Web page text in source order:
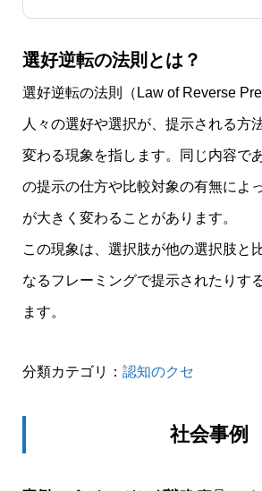
選好逆転の法則とは？
選好逆転の法則（Law of Reverse
人々の選好や選択が、提示される方
変わる現象を指します。同じ内容で
の提示の仕方や比較対象の有無によ
が大きく変わることがあります。
この現象は、選択肢が他の選択肢と
なるフレーミングで提示されたりす
ます。
分類カテゴリ： 認知のクセ
社会事例